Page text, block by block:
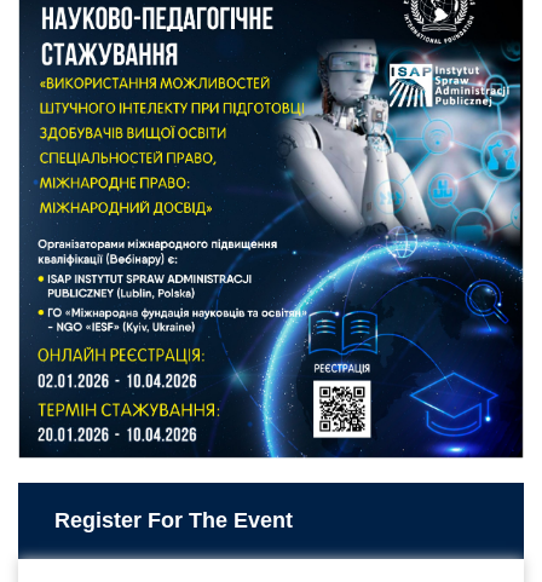
Register For The Event